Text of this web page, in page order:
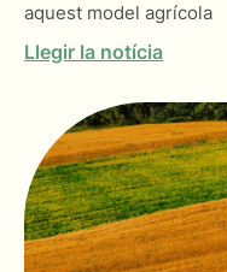
aquest model agrícola
Llegir la notícia